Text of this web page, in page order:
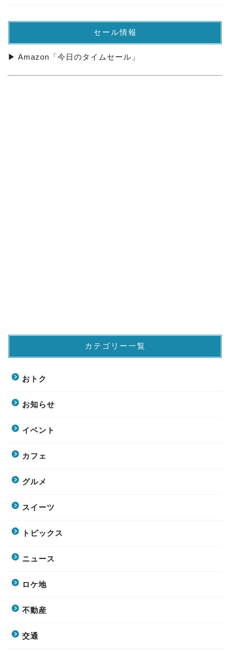
セール情報
▶ Amazon「今日のタイムセール」
カテゴリー一覧
おトク
お知らせ
イベント
カフェ
グルメ
スイーツ
トピックス
ニュース
ロケ地
不動産
交通